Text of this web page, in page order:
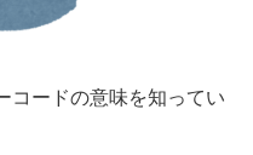
コードの意味を知ってい